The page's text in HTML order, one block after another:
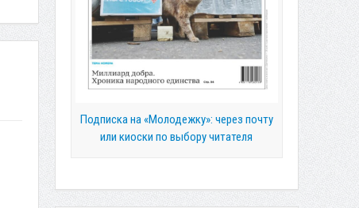
Подписка на «Молодежку»: через почту
или киоски по выбору читателя